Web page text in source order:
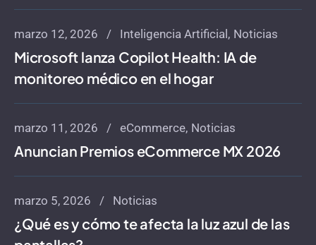
marzo 12, 2026 Inteligencia Artificial Noticias
Microsoft lanza Copilot Health: IA de
monitoreo médico en el hogar
marzo 11, 2026 eCommerce Noticias
Anuncian Premios eCommerce MX 2026
marzo 5, 2026 Noticias
¿Qué es y cómo te afecta la luz azul de las